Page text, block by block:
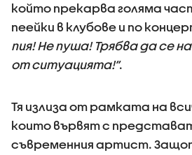
който прекарва голяма
пеейки в клубове и по
пия! Не пуша! Трябва да се
от ситуацията!“.
Тя излиза от рамката на
които вървят с
съвременния артист.